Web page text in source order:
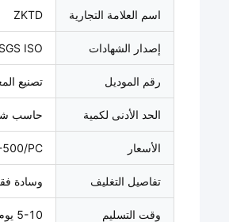
اسم العلامة التجارية ZKTD
إصدار الشهادات SGS ISO
رقم الموديل تصنيع
الحد الأدنى لكمية حاسب
الأسعار 500/PC
تفاصيل التغليف وسادة
وقت التسليم 5-10 يوم عمل